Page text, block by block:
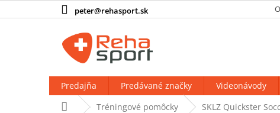
na
peter@rehasport.sk
Predajňa Predávané značky Videonávody
DomovTréningové pomôcky SKLZ Quickster